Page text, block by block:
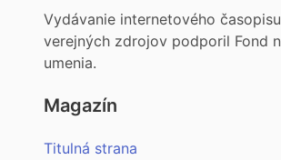
Vydávanie internetového
verejných zdrojov podporil Fond
umenia.
Magazín
Titulná strana